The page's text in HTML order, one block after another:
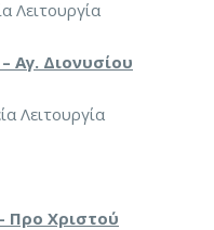
Λειτουργία
Αγ. Διονυσίου
Λειτουργία
Προ Χριστού